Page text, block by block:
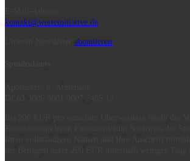
kontakt@werteinitiative.de
abonnieren